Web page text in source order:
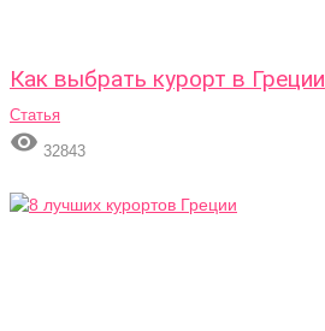
Как выбрать курорт в Греции
Статья
 32843